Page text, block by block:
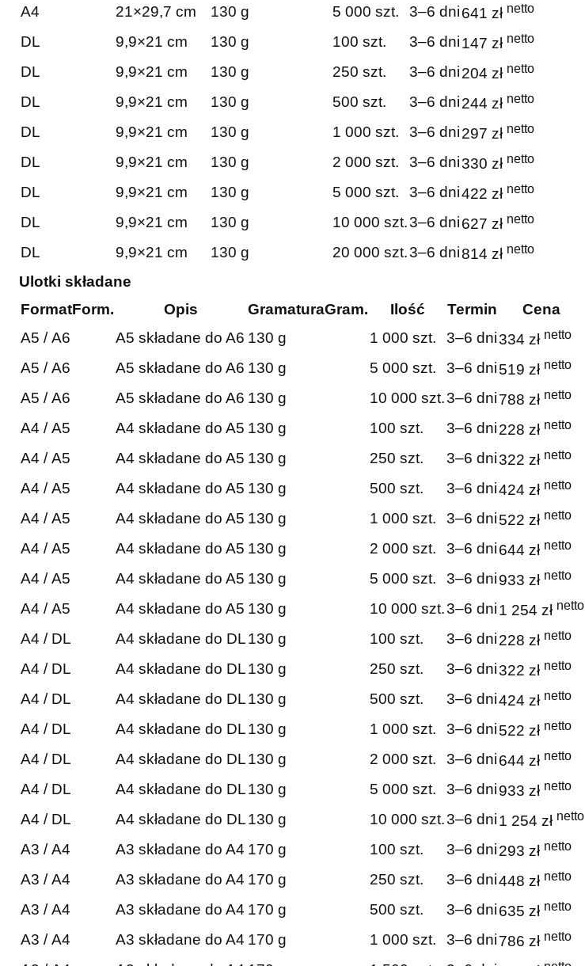
A4 21×29,7 cm 130 g 5 000 szt. 3–6 dni641 zł netto
DL 9,9×21 cm 130 g 100 szt. 3–6 dni147 zł netto
DL 9,9×21 cm 130 g 250 szt. 3–6 dni204 zł netto
DL 9,9×21 cm 130 g 500 szt. 3–6 dni244 zł netto
DL 9,9×21 cm 130 g 1 000 szt. 3–6 dni297 zł netto
DL 9,9×21 cm 130 g 2 000 szt. 3–6 dni330 zł netto
DL 9,9×21 cm 130 g 5 000 szt. 3–6 dni422 zł netto
DL 9,9×21 cm 130 g 10 000 szt.3–6 dni627 zł netto
DL 9,9×21 cm 130 g 20 000 szt.3–6 dni814 zł netto
Ulotki składane
FormatForm. Opis GramaturaGram. Ilość Termin
Cena
A5 / A6
A5 składane do A6 130 g 1 000 szt. 3–6 dni334 zł netto
A5 / A6 A5 składane do A6 130 g 5 000 szt. 3–6 dni519 zł netto
A5 / A6 A5 składane do A6 130 g 10 000 szt.3–6 dni788 zł netto
A4 / A5 A4 składane do A5 130 g 100 szt. 3–6 dni228 zł netto
A4 / A5 A4 składane do A5 130 g 250 szt. 3–6 dni322 zł netto
A4 / A5 A4 składane do A5 130 g 500 szt. 3–6 dni424 zł netto
A4 / A5 A4 składane do A5 130 g 1 000 szt. 3–6 dni522 zł netto
A4 / A5 A4 składane do A5 130 g 2 000 szt. 3–6 dni644 zł netto
A4 / A5 A4 składane do A5 130 g 5 000 szt. 3–6 dni933 zł netto
A4 / A5 A4 składane do A5 130 g 10 000 szt.3–6 dni1 254 zł netto
A4 / DL A4 składane do DL130 g 100 szt. 3–6 dni228 zł netto
A4 / DL A4 składane do DL130 g 250 szt. 3–6 dni322 zł netto
A4 / DL A4 składane do DL130 g 500 szt. 3–6 dni424 zł netto
A4 / DL A4 składane do DL130 g 1 000 szt. 3–6 dni522 zł netto
A4 / DL A4 składane do DL130 g 2 000 szt. 3–6 dni644 zł netto
A4 / DL A4 składane do DL130 g 5 000 szt. 3–6 dni933 zł netto
A4 / DL A4 składane do DL130 g 10 000 szt.3–6 dni1 254 zł netto
A3 / A4 A3 składane do A4 170 g 100 szt. 3–6 dni293 zł netto
A3 / A4 A3 składane do A4 170 g 250 szt. 3–6 dni448 zł netto
A3 / A4 A3 składane do A4 170 g 500 szt. 3–6 dni635 zł netto
A3 / A4 A3 składane do A4 170 g 1 000 szt. 3–6 dni786 zł netto